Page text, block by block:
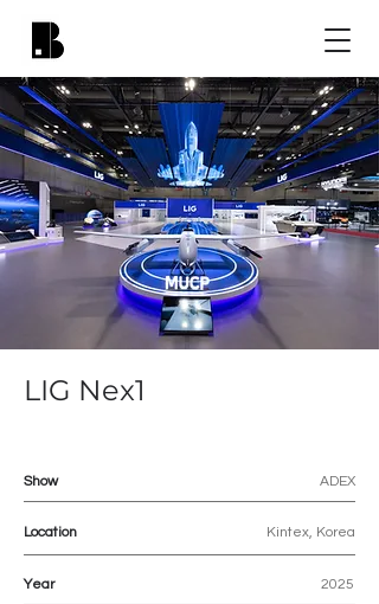
LIG Nex1
Show ADEX
Location Kintex, Korea
Year 2025